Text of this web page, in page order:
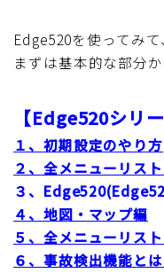
パーツのインプレ・カ
カステリ
ブルベ装備
ディスクブレーキ
Edge520を使ってみ
まずは基本的な部分か
【Edge520シリ
１、初期設定のやり方
２、全メニューリス
３、
４、地図・マップ編
５、全メニューリス
６、事故検出機能とは